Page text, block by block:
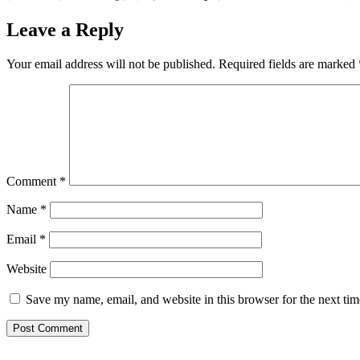
Leave a Reply
Your email address will not be published. Required fields are marked
Comment *
Name *
Email *
Website
Save my name, email, and website in this browser for the next